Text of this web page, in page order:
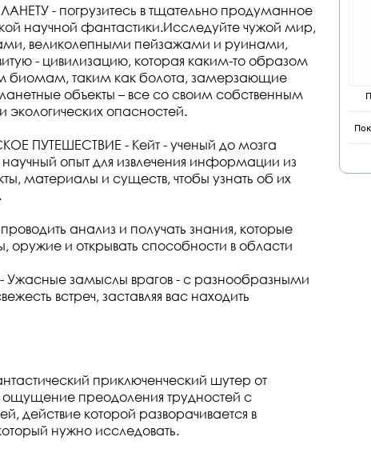
- погрузитесь в тщательно продуманное
научной фантастики.Исследуйте чужой мир,
великолепными пейзажами и руинами,
- цивилизацию, которая каким-то образом
биомам, таким как болота, замерзающие
объекты – все со своим собственным
опасностей.
ПУТЕШЕСТВИЕ - Кейт - ученый до мозга
научный опыт для извлечения информации из
материалы и существ, чтобы узнать об их
анализ и получать знания, которые
оружие и открывать способности в области
замыслы врагов - с разнообразными
встреч, заставляя вас находить
приключенческий шутер от
ощущение преодоления трудностей с
действие которой разворачивается в
нужно исследовать.